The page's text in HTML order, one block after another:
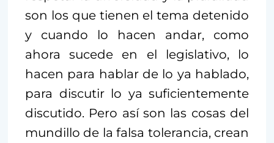
son los que tienen el tema detenido
y cuando lo hacen andar, como
ahora sucede en el legislativo, lo
hacen para hablar de lo ya hablado,
para discutir lo ya suficientemente
discutido. Pero así son las cosas del
mundillo de la falsa tolerancia, crean